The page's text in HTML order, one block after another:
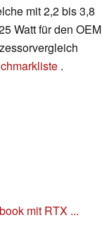
mit 2,2 bis 3,8
Watt für den OEM
.
mit RTX ...